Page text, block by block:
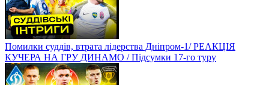
Помилки суддів, втрата лідерства Дніпром-1/ РЕАКЦІЯ
КУЧЕРА НА ГРУ ДИНАМО / Підсумки 17-го туру